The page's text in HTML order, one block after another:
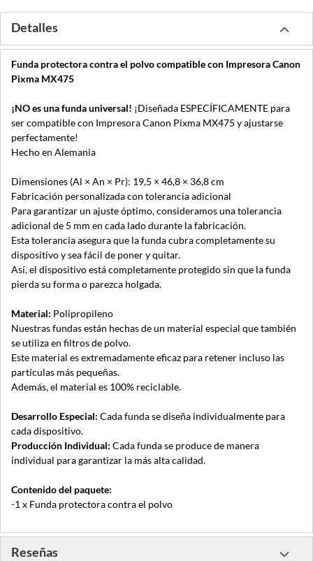
Detalles
Funda protectora contra el polvo compatible con Impresora Canon
Pixma MX475
¡NO es una funda universal! ¡Diseñada ESPECÍFICAMENTE para
ser compatible con Impresora Canon Pixma MX475 y ajustarse
perfectamente!
Hecho en Alemania
Dimensiones (Al × An × Pr): 19,5 × 46,8 × 36,8 cm
Fabricación personalizada con tolerancia adicional
Para garantizar un ajuste óptimo, consideramos una tolerancia
adicional de 5 mm en cada lado durante la fabricación.
Esta tolerancia asegura que la funda cubra completamente su
dispositivo y sea fácil de poner y quitar.
Así, el dispositivo está completamente protegido sin que la funda
pierda su forma o parezca holgada.
Material: Polipropileno
Nuestras fundas están hechas de un material especial que también
se utiliza en filtros de polvo.
Este material es extremadamente eficaz para retener incluso las
partículas más pequeñas.
Además, el material es 100% reciclable.
Desarrollo Especial: Cada funda se diseña individualmente para
cada dispositivo.
Producción Individual: Cada funda se produce de manera
individual para garantizar la más alta calidad.
Contenido del paquete:
-1 x Funda protectora contra el polvo
Reseñas